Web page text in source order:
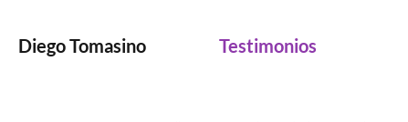
Testimonios
Diego Tomasino